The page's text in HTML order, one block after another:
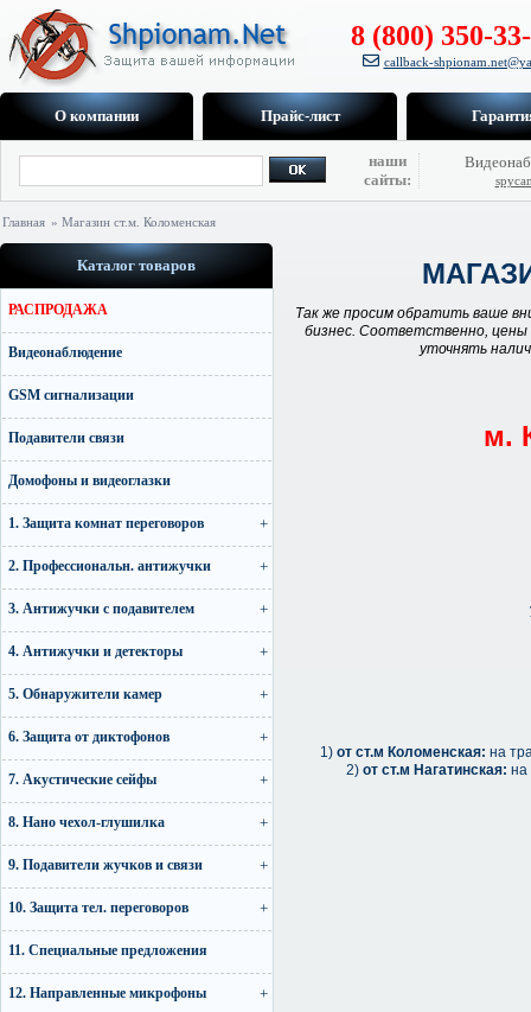
8 (800) 350-
callback-
О компании Прайс-лист
наши
сайты:
Главная » Магазин ст.м. Коломенская
Каталог товаров
РАСПРОДАЖА
Видеонаблюдение
GSM сигнализации
Подавители связи
Домофоны и видеоглазки
1. Защита комнат переговоров
2. Профессиональн. антижучки
3. Антижучки с подавителем
4. Антижучки и детекторы
5. Обнаружители камер
6. Защита от диктофонов
7. Акустические сейфы
8. Нано чехол-глушилка
9. Подавители жучков и связи
10. Защита тел. переговоров
11. Специальные предложения
12. Направленные микрофоны
Так же просим обратить ваше
бизнес. Соответственно, цены
уточнять
м.
1) от ст.м Коломенская: на
2) от ст.м Нагатинская: на